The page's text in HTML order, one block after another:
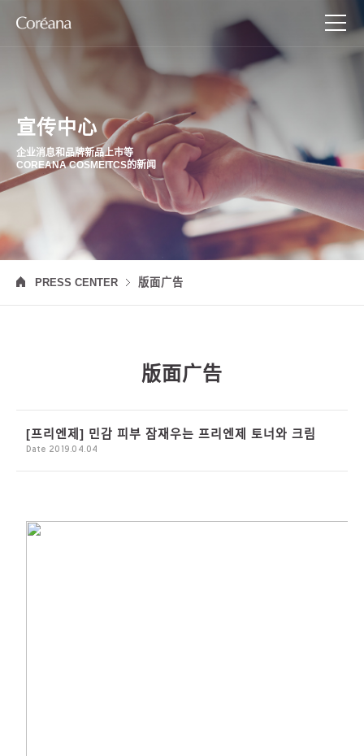
宣传中心
企业消息和品牌新品上市等
COREANA COSMEITCS的新闻
PRESS CENTER 版面广告
[프리엔제] 민감 피부 잠재우는 프리엔제 토너와 크림
Date 2019.04.04